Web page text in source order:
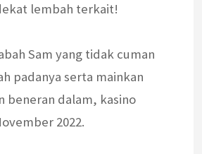
lembah terkait!
Sam yang tidak cuman
padanya serta mainkan
beneran dalam, kasino
2022.